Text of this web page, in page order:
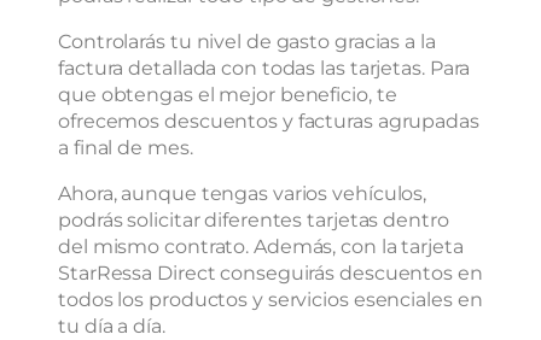
Controlarás tu nivel de gasto gracias a la
factura detallada con todas las tarjetas. Para
que obtengas el mejor beneficio, te
ofrecemos descuentos y facturas agrupadas
a final de mes.
Ahora, aunque tengas varios vehículos,
podrás solicitar diferentes tarjetas dentro
del mismo contrato. Además, con la tarjeta
StarRessa Direct conseguirás descuentos en
todos los productos y servicios esenciales en
tu día a día.